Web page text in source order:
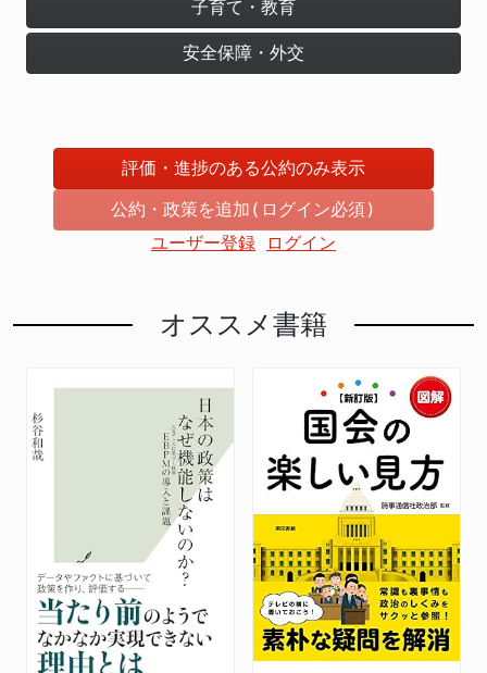
子育て・教育
安全保障・外交
評価・進捗のある公約のみ表示
公約・政策を追加(ログイン必須)
ユーザー登録
ログイン
オススメ書籍